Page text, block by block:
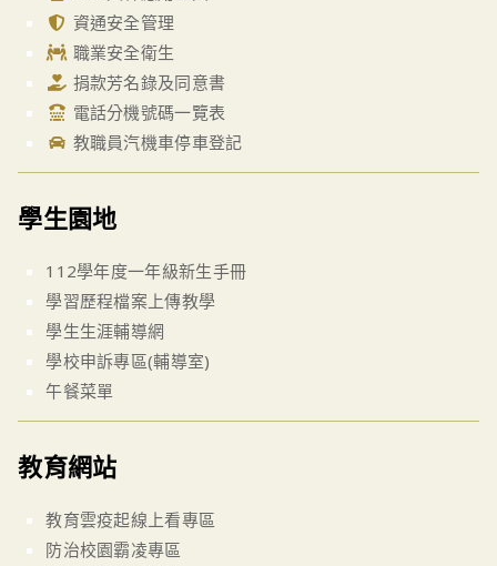
資通安全管理
職業安全衛生
捐款芳名錄及同意書
電話分機號碼一覽表
教職員汽機車停車登記
學生園地
112學年度一年級新生手冊
學習歷程檔案上傳教學
學生生涯輔導網
學校申訴專區(輔導室)
午餐菜單
教育網站
教育雲疫起線上看專區
防治校園霸凌專區